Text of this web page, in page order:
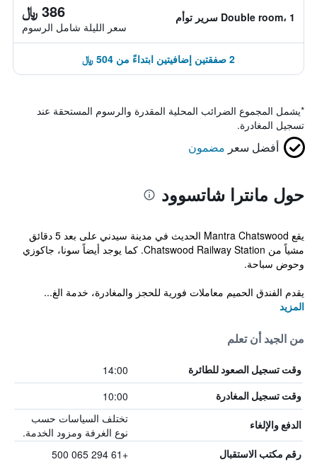
Double room، 1 سرير توأم 386 ﷼
سعر الليلة شامل الرسوم
2 صفقتين إضافيتين ابتداءً من 504 ﷼
*يشمل المجموع الضرائب المحلية المقدرة والرسوم المستحقة عند
تسجيل المغادرة.
أفضل سعر مضمون
حول مانترا شاتسوود
يقع Mantra Chatswood الحديث في مدينة سيدني على بعد 5 دقائق
مشياً من Chatswood Railway Station. كما يوجد أيضاً سونا، جاكوزي
وحوض سباحة.
يقدم الفندق الحميم معاملات فورية للحجز والمغادرة، خدمة الغ...
المزيد
من الجيد أن تعلم
وقت تسجيل الصعود للطائرة 14:00
وقت تسجيل المغادرة 10:00
الدفع والإلغاء
تختلف السياسات حسب
نوع الغرفة ومزود الخدمة.
رقم مكتب الاستقبال +61 294 065 500